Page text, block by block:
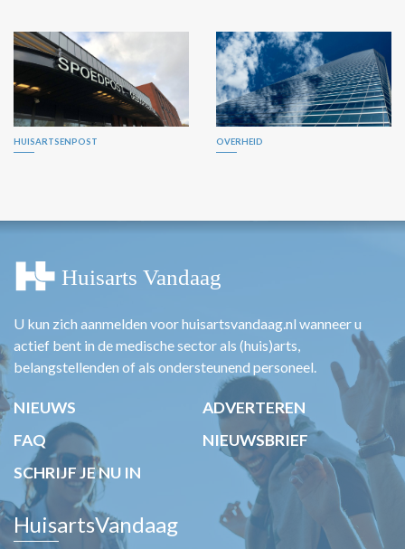
HUISARTSENPOST OVERHEID
U kun zich aanmelden voor huisartsvandaag.nl wanneer u
actief bent in de medische sector als (huis)arts,
belangstellenden of als ondersteunend personeel.
NIEUWS
ADVERTEREN
FAQ
NIEUWSBRIEF
SCHRIJF JE NU IN
HuisartsVandaag